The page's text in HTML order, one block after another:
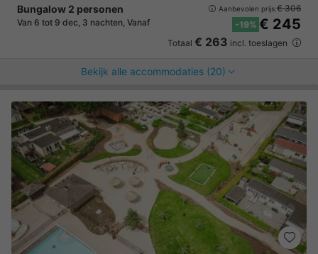
Bungalow 2 personen
Van 6 tot 9 dec, 3 nachten, Vanaf
Aanbevolen prijs:€ 306
-19% € 245
Totaal € 263 incl. toeslagen
Bekijk alle accommodaties (20)